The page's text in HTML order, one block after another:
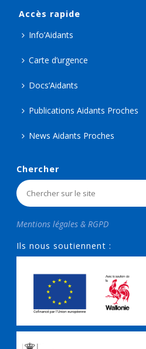
Accès rapide
Info’Aidants
Carte d’urgence
Docs’Aidants
Publications Aidants Proches
News Aidants Proches
Chercher
Mentions légales & RGPD
Ils nous soutiennent :